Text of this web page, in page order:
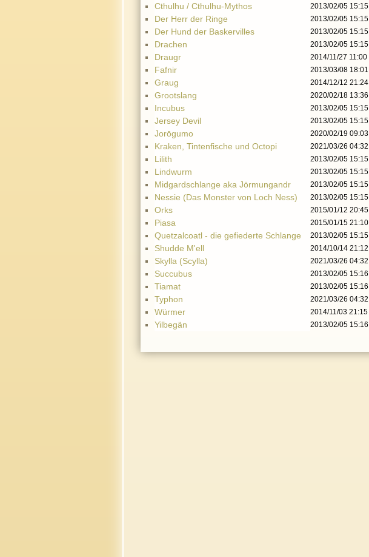
Cthulhu / Cthulhu-Mythos 2013/02/05 15:15
Der Herr der Ringe 2013/02/05 15:15
Der Hund der Baskervilles 2013/02/05 15:15
Drachen 2013/02/05 15:15
Draugr 2014/11/27 11:00
Fafnir 2013/03/08 18:01
Graug 2014/12/12 21:24
Grootslang 2020/02/18 13:36
Incubus 2013/02/05 15:15
Jersey Devil 2013/02/05 15:15
Jorōgumo 2020/02/19 09:03
Kraken, Tintenfische und Octopi 2021/03/26 04:32
Lilith 2013/02/05 15:15
Lindwurm 2013/02/05 15:15
Midgardschlange aka Jörmungandr 2013/02/05 15:15
Nessie (Das Monster von Loch Ness) 2013/02/05 15:15
Orks 2015/01/12 20:45
Piasa 2015/01/15 21:10
Quetzalcoatl - die gefiederte Schlange 2013/02/05 15:15
Shudde M'ell 2014/10/14 21:12
Skylla (Scylla) 2021/03/26 04:32
Succubus 2013/02/05 15:16
Tiamat 2013/02/05 15:16
Typhon 2021/03/26 04:32
Würmer 2014/11/03 21:15
Yilbegän 2013/02/05 15:16